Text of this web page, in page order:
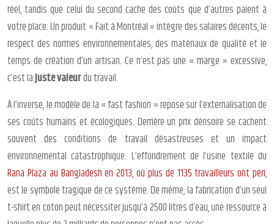
réel, tandis que celui du second cache des coûts que d’autres paient à
votre place. Un produit « Fait à Montréal » intègre des salaires décents, le
respect des normes environnementales, des matériaux de qualité et le
temps de création d’un artisan. Ce n’est pas une « marge » excessive,
c’est lajuste valeurdu travail.
À l’inverse, le modèle de la « fast fashion » repose sur l’externalisation de
ses coûts humains et écologiques. Derrière un prix dérisoire se cachent
souvent des conditions de travail désastreuses et un impact
environnemental catastrophique. L’effondrement de l’usine textile du
Rana Plaza au Bangladesh en 2013, où plus de 1135 travailleurs ont péri,
est le symbole tragique de ce système. De même, la fabrication d’un seul
t-shirt en coton peut nécessiter jusqu’à 2500 litres d’eau, une ressource à